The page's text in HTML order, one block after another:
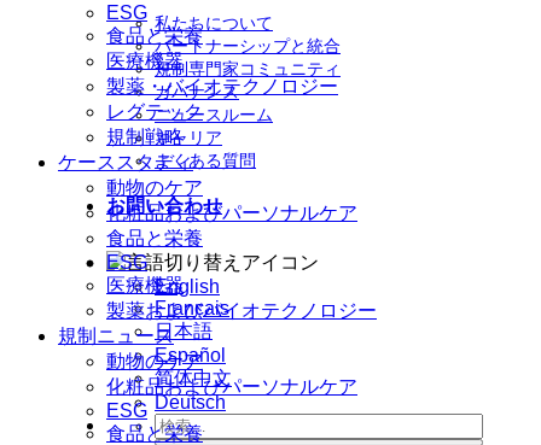
私たちについて
パートナーシップと統合
規制専門家コミュニティ
ガバナンス
ニュースルーム
キャリア
よくある質問
お問い合わせ
English
Français
日本語
Español
简体中文
Deutsch
ESG
食品と栄養
医療機器
製薬・バイオテクノロジー
レグテック
規制戦略
ケーススタディ
動物のケア
化粧品およびパーソナルケア
食品と栄養
ESG
医療機器
製薬およびバイオテクノロジー
規制ニュース
動物のケア
化粧品およびパーソナルケア
ESG
食品と栄養